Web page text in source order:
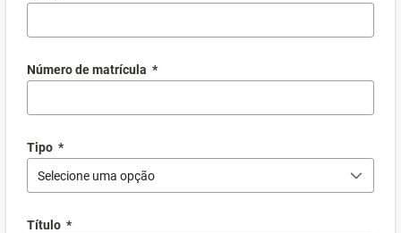
Número de matrícula *
Tipo *
Selecione uma opção
Título *